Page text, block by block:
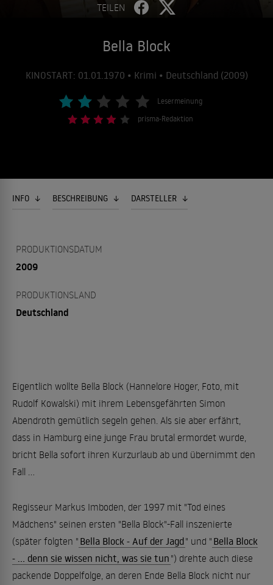
TEILEN
Bella Block
KINOSTART: 01.01.1970 • Krimi • Deutschland (2009)
Lesermeinung
prisma-Redaktion
INFO BESCHREIBUNG DARSTELLER
PRODUKTIONSDATUM
2009
PRODUKTIONSLAND
Deutschland
Eigentlich wollte Bella Block (Hannelore Hoger, Foto, mit
Rudolf Kowalski) mit ihrem Lebensgefährten Simon
Abendroth gemütlich segeln gehen. Als sie aber erfährt,
dass in Hamburg eine junge Frau brutal ermordet wurde,
bricht Bella sofort ihren Kurzurlaub ab und übernimmt den
Fall ...
Regisseur Markus Imboden, der 1997 mit "Tod eines
Mädchens" seinen ersten "Bella Block"-Fall inszenierte
(später folgten " Bella Block - Auf der Jagd" und " Bella Block
- ... denn sie wissen nicht, was sie tun ") drehte auch diese
packende Doppelfolge, an deren Ende Bella Block nicht nur